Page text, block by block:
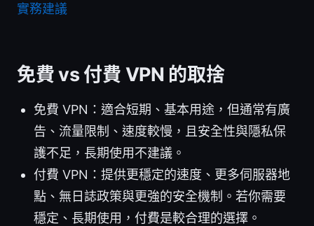
實務建議
免費 vs 付費 VPN 的取捨
免費 VPN：適合短期、基本用途，但通常有廣
告、流量限制、速度較慢，且安全性與隱私保
護不足，長期使用不建議。
付費 VPN：提供更穩定的速度、更多伺服器地
點、無日誌政策與更強的安全機制。若你需要
穩定、長期使用，付費是較合理的選擇。